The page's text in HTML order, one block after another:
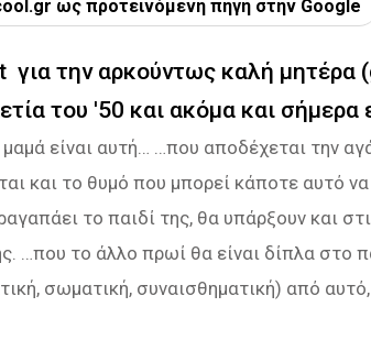
ως προτεινόμενη πηγή στην Google
για την αρκούντως καλή μητέρα
του '50 και ακόμα και σήμερα
είναι αυτή… …που αποδέχεται την
και το θυμό που μπορεί κάποτε αυτό
το παιδί της, θα υπάρξουν και
…που το άλλο πρωί θα είναι δίπλα στο
σωματική, συναισθηματική) από